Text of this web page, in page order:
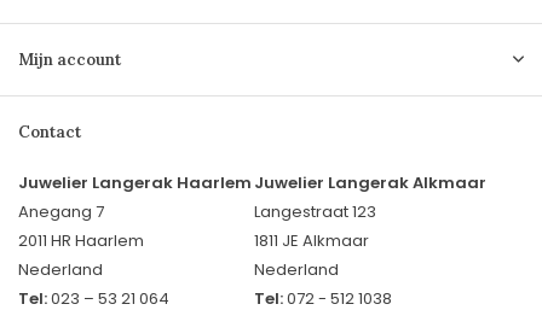
Mijn account
Contact
Juwelier Langerak Haarlem
Anegang 7
2011 HR Haarlem
Nederland
Tel:023 – 53 21 064
Juwelier Langerak Alkmaar
Langestraat 123
1811 JE Alkmaar
Nederland
Tel:072 - 512 1038